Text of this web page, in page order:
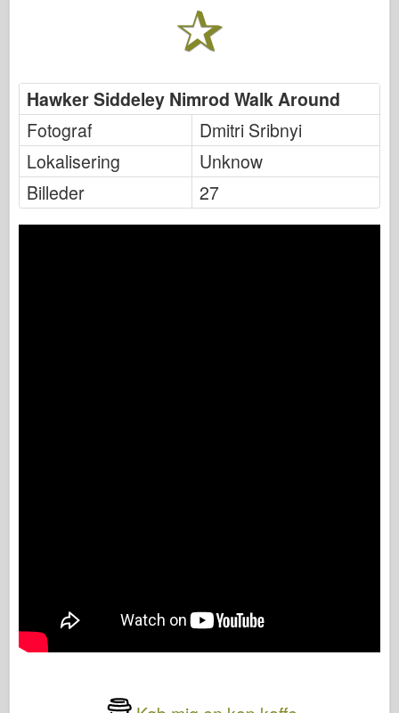
Fine forme
Tapperhedskræfterne
Friulmodel
Hasegawa
Heller
Kontakt
Hawker Siddeley Nimrod Walk Around
Fotograf
Dmitri Sribnyi
Lokalisering
Unknow
Billeder
27